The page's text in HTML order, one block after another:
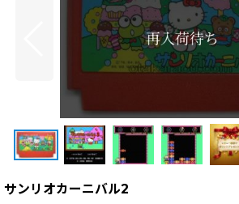
サンリオカーニバル2